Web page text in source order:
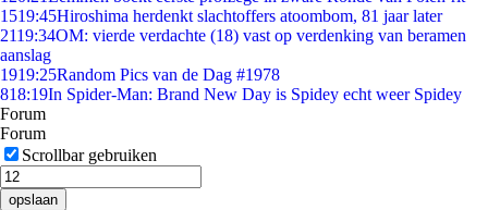
1519:45Hiroshima herdenkt slachtoffers atoombom, 81 jaar later
2119:34OM: vierde verdachte (18) vast op verdenking van beramen
aanslag
1919:25Random Pics van de Dag #1978
818:19In Spider-Man: Brand New Day is Spidey echt weer Spidey
Forum
Forum
Scrollbar gebruiken
opslaan